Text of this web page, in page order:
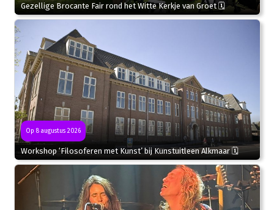
Gezellige Brocante Fair rond het Witte Kerkje van Groet 🗓
Op 8 augustus 2026
Workshop ‘Filosoferen met Kunst’ bij Kunstuitleen Alkmaar 🗓